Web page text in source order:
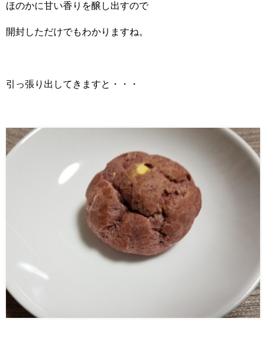
ほのかに甘い香りを醸し出すので
開封しただけでもわかりますね。
引っ張り出してきますと・・・